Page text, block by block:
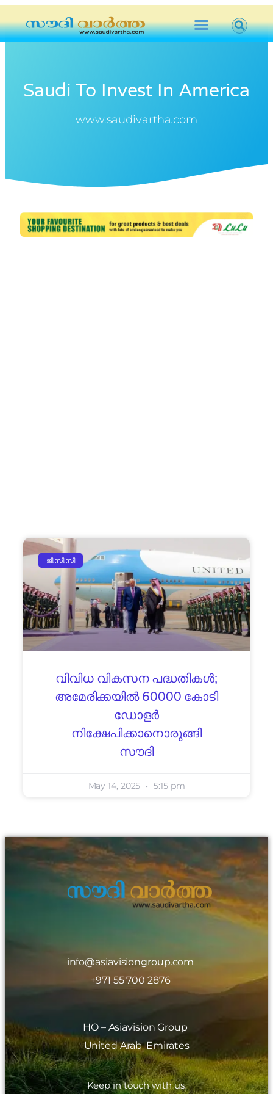
Saudi To Invest In America
www.saudivartha.com
ജി.സി.സി
വിവിധ വികസന പദ്ധതികൾ;
അമേരിക്കയിൽ 60000 കോടി
ഡോളർ
നിക്ഷേപിക്കാനൊരുങ്ങി
സൗദി
May 14, 2025 5:15 pm
info@asiavisiongroup.com
+971 55 700 2876
HO – Asiavision Group
United Arab Emirates
Keep in touch with us.